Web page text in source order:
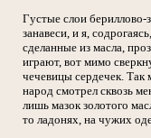
Густые слои бериллово-
занавеси, и я,
сделанные из масла,
играют, вот мимо
чечевицы сердечек.
народ смотрел сквозь
лишь мазок золотого
то ладонях, на чужих